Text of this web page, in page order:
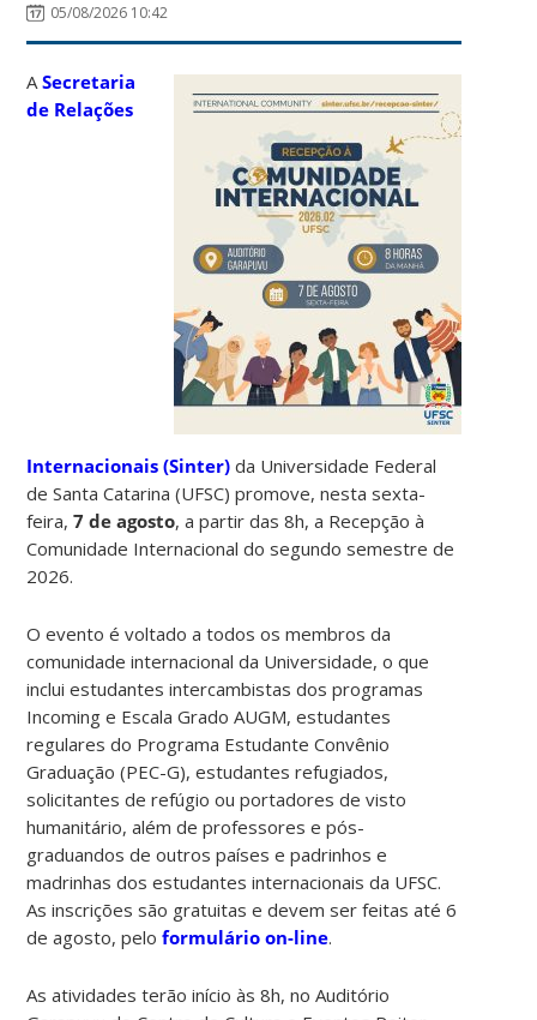
05/08/2026 10:42
ASecretaria
de Relações
Internacionais (Sinter) da Universidade Federal
de Santa Catarina (UFSC) promove, nesta sexta-
feira,7 de agosto, a partir das 8h, a Recepção à
Comunidade Internacional do segundo semestre de
2026.
O evento é voltado a todos os membros da
comunidade internacional da Universidade, o que
inclui estudantes intercambistas dos programas
Incoming e Escala Grado AUGM, estudantes
regulares do Programa Estudante Convênio
Graduação (PEC-G), estudantes refugiados,
solicitantes de refúgio ou portadores de visto
humanitário, além de professores e pós-
graduandos de outros países e padrinhos e
madrinhas dos estudantes internacionais da UFSC.
As inscrições são gratuitas e devem ser feitas até 6
de agosto, peloformulário on-line.
As atividades terão início às 8h, no Auditório